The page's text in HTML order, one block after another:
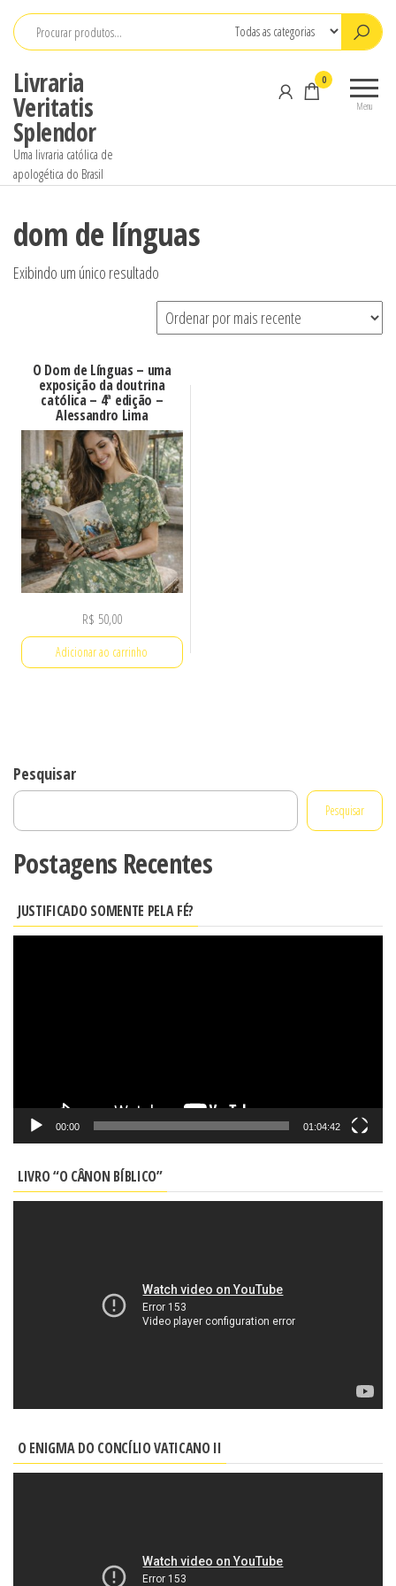
Pular
para
conteúdo
Livraria
Veritatis
Splendor
Uma livraria católica de
apologética do Brasil
Menu
0
dom de línguas
Exibindo um único resultado
O Dom de Línguas – uma
exposição da doutrina
católica – 4ª edição –
Alessandro Lima
R$ 50,00
Adicionar ao carrinho
Pesquisar
Pesquisar
Postagens Recentes
JUSTIFICADO SOMENTE PELA FÉ?
00:00 01:04:42
LIVRO “O CÂNON BÍBLICO”
O ENIGMA DO CONCÍLIO VATICANO II